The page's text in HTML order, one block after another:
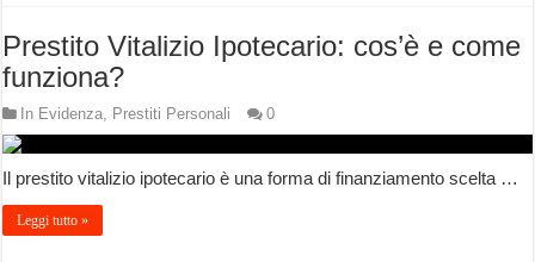
Prestito Vitalizio Ipotecario: cos’è e come
funziona?
In Evidenza, Prestiti Personali 0
Il prestito vitalizio ipotecario è una forma di finanziamento scelta …
Leggi tutto »